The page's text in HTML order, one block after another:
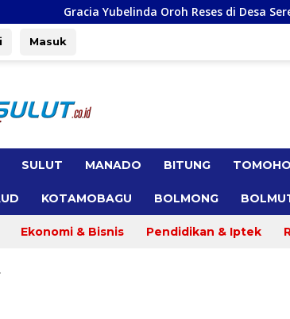
Oroh Reses di Desa Seretan, Warga Keluhkan
Masuk
SULUT MANADO BITUNG
KOTAMOBAGU BOLMONG
Ekonomi & Bisnis Pendidikan & Iptek